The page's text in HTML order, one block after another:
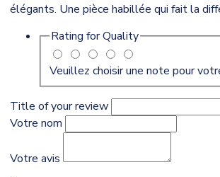
élégants. Une pièce habillée qui fait la
Rating forQuality
Veuillez choisir une note pour
Title of your review
Votre nom
Votre avis